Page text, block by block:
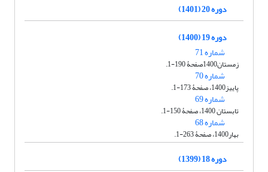
دوره 20 (1401)
دوره 19 (1400)
شماره 71
زمستان1400صفحۀ 190-1.
شماره 70
پاییز1400، صفحۀ 173-1.
شماره 69
تابستان 1400، صفحۀ 150-1.
شماره 68
بهار1400، صفحۀ 263-1.
دوره 18 (1399)